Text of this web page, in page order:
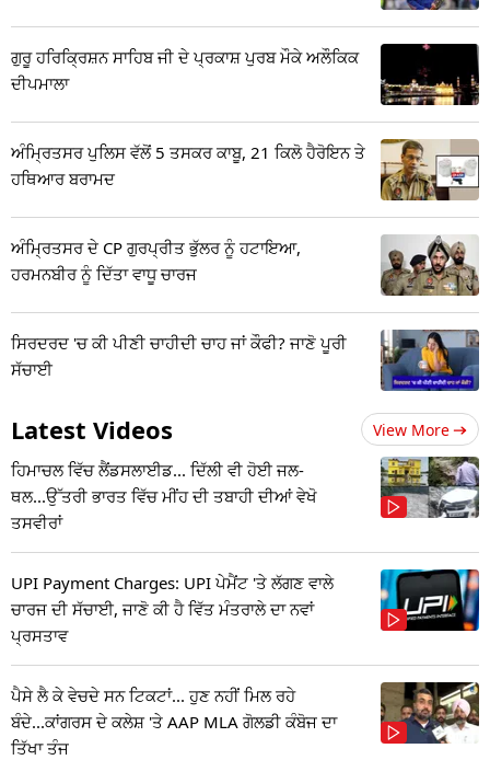
ਗੁਰੂ ਹਰਿਕ੍ਰਿਸ਼ਨ ਸਾਹਿਬ ਜੀ ਦੇ ਪ੍ਰਕਾਸ਼ ਪੁਰਬ ਮੌਕੇ ਅਲੌਕਿਕ
ਦੀਪਮਾਲਾ
ਅੰਮ੍ਰਿਤਸਰ ਪੁਲਿਸ ਵੱਲੋਂ 5 ਤਸਕਰ ਕਾਬੂ, 21 ਕਿਲੋ ਹੈਰੋਇਨ ਤੇ
ਹਥਿਆਰ ਬਰਾਮਦ
ਅੰਮ੍ਰਿਤਸਰ ਦੇ CP ਗੁਰਪ੍ਰੀਤ ਭੁੱਲਰ ਨੂੰ ਹਟਾਇਆ,
ਹਰਮਨਬੀਰ ਨੂੰ ਦਿੱਤਾ ਵਾਧੂ ਚਾਰਜ
ਸਿਰਦਰਦ 'ਚ ਕੀ ਪੀਣੀ ਚਾਹੀਦੀ ਚਾਹ ਜਾਂ ਕੌਫੀ? ਜਾਣੋ ਪੂਰੀ
ਸੱਚਾਈ
Latest Videos View More
ਹਿਮਾਚਲ ਵਿੱਚ ਲੈਂਡਸਲਾਈਡ... ਦਿੱਲੀ ਵੀ ਹੋਈ ਜਲ-
ਥਲ...ਉੱਤਰੀ ਭਾਰਤ ਵਿੱਚ ਮੀਂਹ ਦੀ ਤਬਾਹੀ ਦੀਆਂ ਵੇਖੋ
ਤਸਵੀਰਾਂ
UPI Payment Charges: UPI ਪੇਮੈਂਟ 'ਤੇ ਲੱਗਣ ਵਾਲੇ
ਚਾਰਜ ਦੀ ਸੱਚਾਈ, ਜਾਣੋ ਕੀ ਹੈ ਵਿੱਤ ਮੰਤਰਾਲੇ ਦਾ ਨਵਾਂ
ਪ੍ਰਸਤਾਵ
ਪੈਸੇ ਲੈ ਕੇ ਵੇਚਦੇ ਸਨ ਟਿਕਟਾਂ... ਹੁਣ ਨਹੀਂ ਮਿਲ ਰਹੇ
ਬੰਦੇ...ਕਾਂਗਰਸ ਦੇ ਕਲੇਸ਼ 'ਤੇ AAP MLA ਗੋਲਡੀ ਕੰਬੋਜ ਦਾ
ਤਿੱਖਾ ਤੰਜ